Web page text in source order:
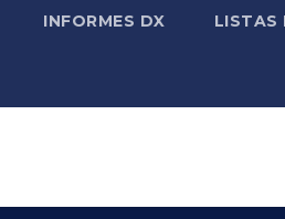
INFORMES DX LISTAS